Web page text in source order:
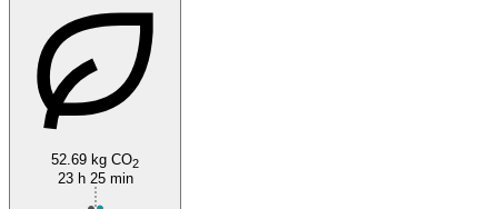
Orléans
52.69 kg CO2
23 h 25 min